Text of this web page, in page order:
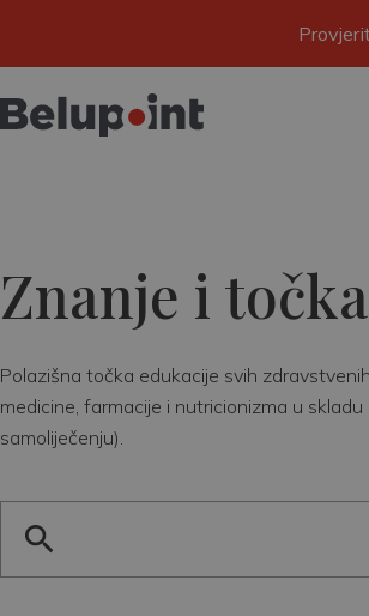
Znanje i točka
Polazišna točka edukacije svih
medicine, farmacije i nutricionizma u
samoliječenju).